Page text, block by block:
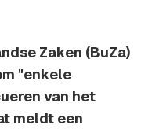
Zaken (BuZa)
"enkele
van het
meldt een